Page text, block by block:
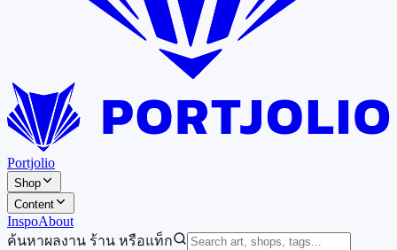
Portjolio
Shop
Content
InspoAbout
ค้นหาผลงาน ร้าน หรือแท็ก